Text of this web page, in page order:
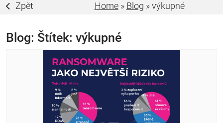
Zpět Home» Blog »výkupné
Blog: Štítek: výkupné